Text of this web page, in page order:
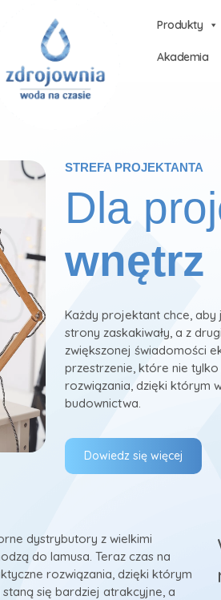
Produkty
Akademia
STREFA PROJEKTANTA
Dla
wnętrz
Każdy projektant chce, aby
strony zaskakiwały, a z
zwiększonej świadomości
przestrzenie, które nie
rozwiązania, dzięki którym
budownictwa.
Dowiedz się więcej
dystrybutory z wielkimi
do lamusa. Teraz czas na
rozwiązania, dzięki którym
się bardziej atrakcyjne, a